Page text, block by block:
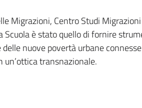
Migrazioni, Centro Studi
Scuola è stato quello di fornire
nuove povertà urbane
transnazionale.